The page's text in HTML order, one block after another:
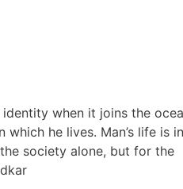
when it joins the
he lives. Man’s life is
society alone, but for the